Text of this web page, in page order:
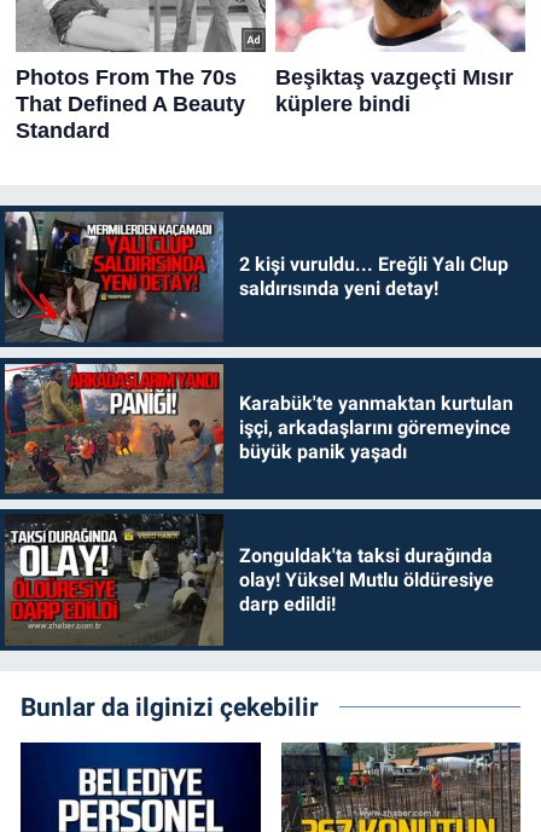
2 kişi vuruldu... Ereğli Yalı Clup
saldırısında yeni detay!
Karabük'te yanmaktan kurtulan
işçi, arkadaşlarını göremeyince
büyük panik yaşadı
Zonguldak'ta taksi durağında
olay! Yüksel Mutlu öldüresiye
darp edildi!
Bunlar da ilginizi çekebilir